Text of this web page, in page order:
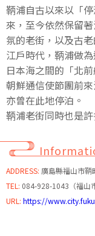
鞆浦自古以來以「
來，至今依然保留
氛的老街，以及古老
江戶時代，鞆浦做
日本海之間的「北
朝鮮通信使節團前
亦曾在此地停泊。
鞆浦老街同時也是
ADDRESS: 廣島縣福山市鞆
TEL: 084-928-1043（福山
URL: https://